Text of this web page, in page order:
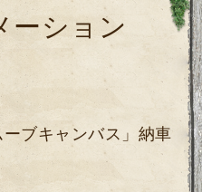
ション
ブキャンバス」納車